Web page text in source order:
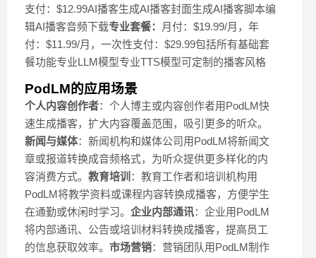
支付：$12.99AI播客生成AI播客封面生成AI播客脚本编
辑AI播客音频下载专业套餐：
月付：$19.99/月，年
付：$11.99/月，一次性支付：$29.99包括所有基础套
餐功能专业LLM模型专业TTS模型可定制的播客风格
PodLM的应用场景
个人内容创作者：个人博主或内容创作者用PodLM快
速生成播客，扩大内容覆盖范围，吸引更多的听众。
新闻与媒体：新闻机构和媒体公司用PodLM将新闻文
章或报道转换成音频格式，为听众提供更多样化的内
容消费方式。 教育培训 ：教育工作者和培训机构用
PodLM将教学资料或课程内容转换成播客，方便学生
在通勤或休闲时学习。 企业内部通讯：企业用PodLM
将内部通讯、公告或培训材料转换成播客，提高员工
的信息获取效率。 市场营销：营销团队用PodLM制作